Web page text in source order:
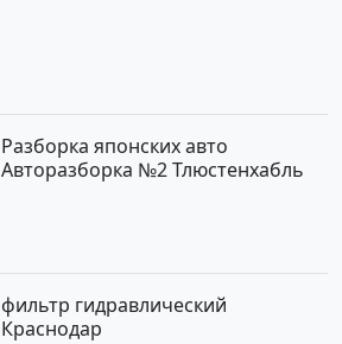
Разборка японских авто
Авторазборка №2 Тлюстенхабль
фильтр гидравлический
Краснодар